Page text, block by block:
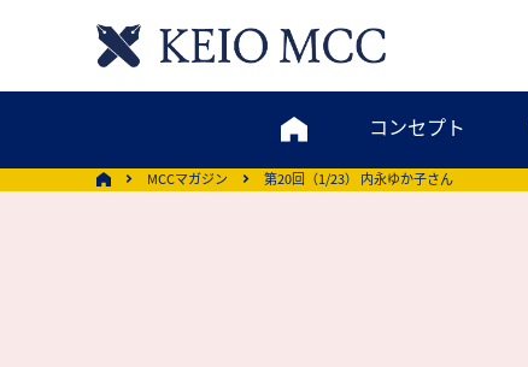
コンセプト
MCCマガジン 第20回（1/23） 内永ゆか子さん